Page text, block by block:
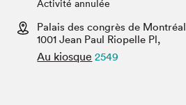
Espace médias
Activité annulée
Palais des congrès de Montréal
1001 Jean Paul Riopelle Pl,
Au kiosque 2549